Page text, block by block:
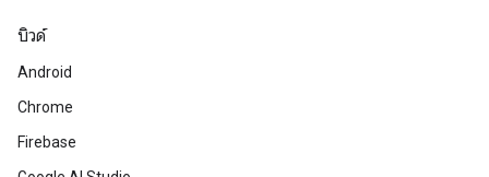
บิวด์
Android
Chrome
Firebase